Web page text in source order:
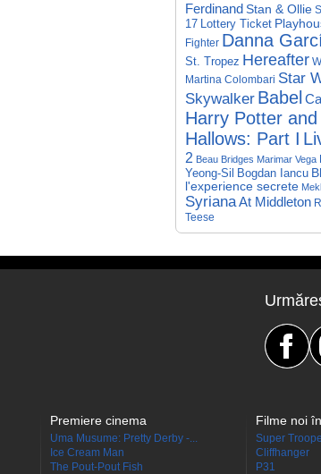
Ferdinand Stan & Ollie
17 Lottery Ticket
Fighter Danna
St. Tropez Hereafter
Martina Colombari Star
Skywalker Babel
Harry Potter
Hallows: Part I
2 Beau Bridges Marimar Vega
Yeong-Sil
Bogdan Iancu
l'experience secrete
SyrianaAt Middleton
Teese
Premiere cinema
Uma Musume: Pretty Derby -...
Ice Cream Man
The Pout-Pout Fish
Filme noi
Super
Cliffhanger
P31